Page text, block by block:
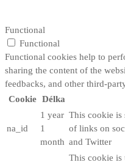
Functional
Functional
Functional cookies help to
sharing the content of the
feedbacks, and other third-
Cookie Délka
na_id
1 year
1
month
This cookie is
of links on
and Twitter
This cookie is